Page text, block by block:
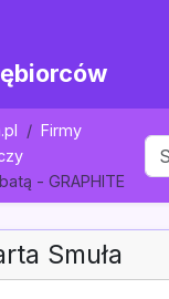
Firmy
- GRAPHITE
Smuła